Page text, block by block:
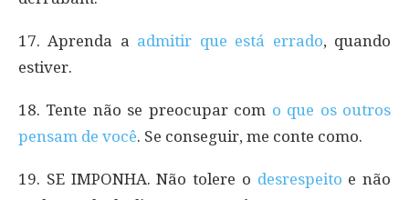
17. Aprenda a admitir que está errado, quando
estiver.
18. Tente não se preocupar com o que os outros
pensam de você. Se conseguir, me conte como.
19. SE IMPONHA. Não tolere o desrespeito e não